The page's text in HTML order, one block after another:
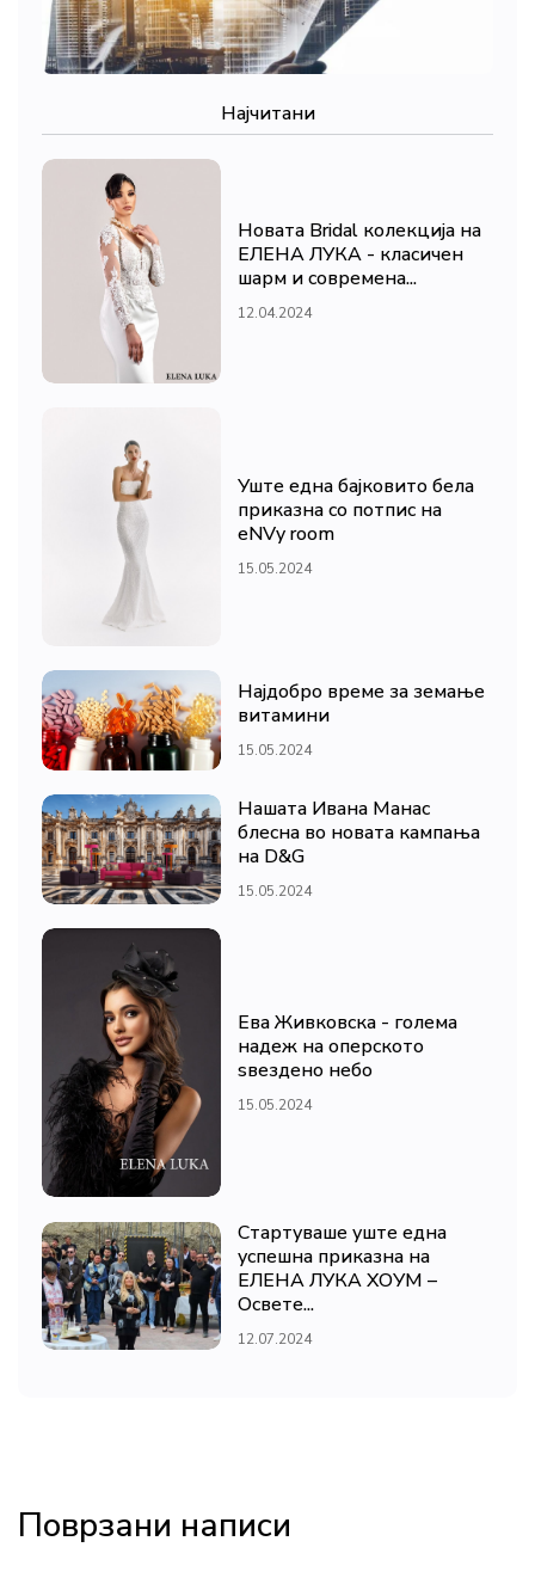
Најчитани
Новата Bridal колекција на
ЕЛЕНА ЛУКА - класичен
шарм и современа...
12.04.2024
Уште една бајковито бела
приказна со потпис на
eNVy room
15.05.2024
Најдобро време за земање
витамини
15.05.2024
Нашата Ивана Манас
блесна во новата кампања
на D&G
15.05.2024
Ева Живковска - голема
надеж на оперското
ѕвездено небо
15.05.2024
Стартуваше уште една
успешна приказна на
ЕЛЕНА ЛУКА ХОУМ –
Освете...
12.07.2024
Поврзани написи